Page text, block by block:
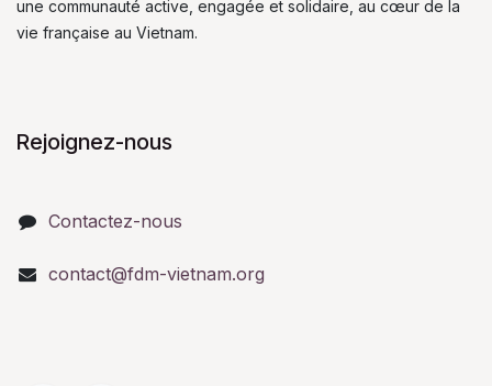
une communauté active, engagée et solidaire, au cœur de la
vie française au Vietnam.
Rejoignez-nous
Contactez-nous
contact@fdm-vietnam.org